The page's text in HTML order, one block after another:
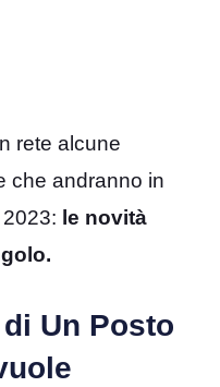
rete alcune
che andranno in
le novità
Un Posto